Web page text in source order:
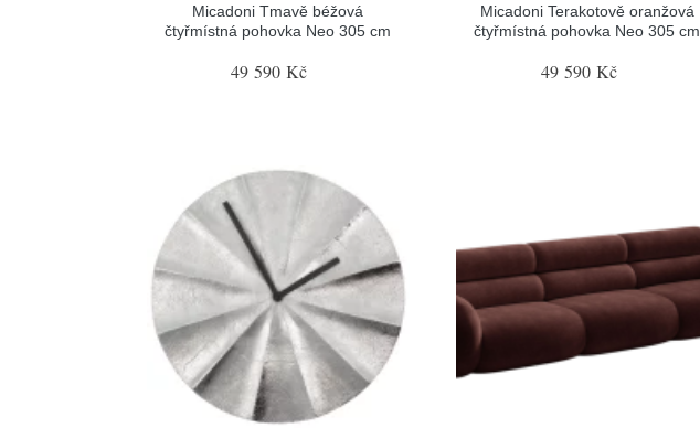
Micadoni Tmavě béžová
čtyřmístná pohovka Neo 305 cm
49 590 Kč
Micadoni Terakotově oranžová
čtyřmístná pohovka Neo 305 cm
49 590 Kč